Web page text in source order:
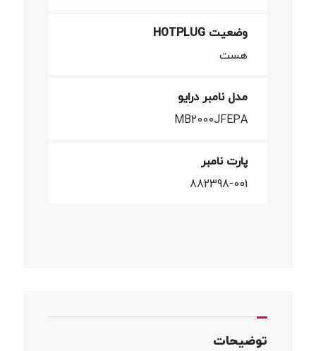
وضعیت HOTPLUG
هست
مدل نامبر درایو
MB2000JFEPA
پارت نامبر
882398-001
توضیحات